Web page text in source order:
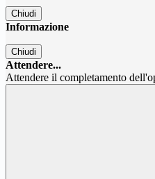
Chiudi
Informazione
Chiudi
Attendere...
Attendere il completamento